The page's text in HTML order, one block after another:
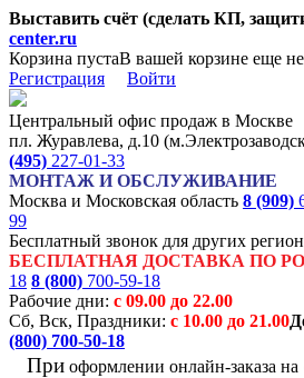
Выставить счёт (сделать КП,
center.ru
Корзина пустаВ вашей корзине еще
Регистрация
Войти
Центральный офис продаж в Москве
пл. Журавлева, д.10
(495) 227-01-33
МОНТАЖ И ОБСЛУЖИВАНИЕ
Москва и Московская область 8 (909)
99
Бесплатный звонок для других
БЕСПЛАТНАЯ ДОСТАВКА ПО
18 8 (800) 700-59-18
Рабочие дни: с 09.00 до 22.00
Сб, Вск, Праздники: с 10.00 до 21.00
(800) 700-50-18
При оформлении онлайн-заказа на